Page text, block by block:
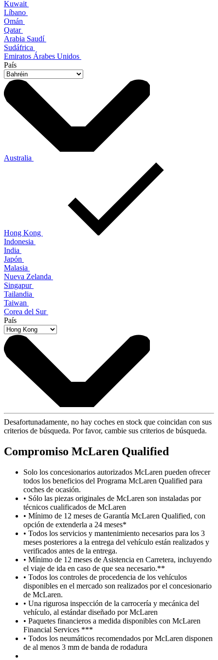
Kuwait
Líbano
Omán
Qatar
Arabia Saudí
Sudáfrica
Emiratos Árabes Unidos
País
Australia
Hong Kong
Indonesia
India
Japón
Malasia
Nueva Zelanda
Singapur
Tailandia
Taiwan
Corea del Sur
País
Desafortunadamente, no hay coches en stock que coincidan con sus
criterios de búsqueda. Por favor, cambie sus criterios de búsqueda.
Compromiso McLaren Qualified
Solo los concesionarios autorizados McLaren pueden ofrecer
todos los beneficios del Programa McLaren Qualified para
coches de ocasión.
• Sólo las piezas originales de McLaren son instaladas por
técnicos cualificados de McLaren
• Mínimo de 12 meses de Garantía McLaren Qualified, con
opción de extenderla a 24 meses*
• Todos los servicios y mantenimiento necesarios para los 3
meses posteriores a la entrega del vehículo están realizados y
verificados antes de la entrega.
• Mínimo de 12 meses de Asistencia en Carretera, incluyendo
el viaje de ida en caso de que sea necesario.**
• Todos los controles de procedencia de los vehículos
disponibles en el mercado son realizados por el concesionario
de McLaren.
• Una rigurosa inspección de la carrocería y mecánica del
vehículo, al estándar diseñado por McLaren
• Paquetes financieros a medida disponibles con McLaren
Financial Services ***
• Todos los neumáticos recomendados por McLaren disponen
de al menos 3 mm de banda de rodadura